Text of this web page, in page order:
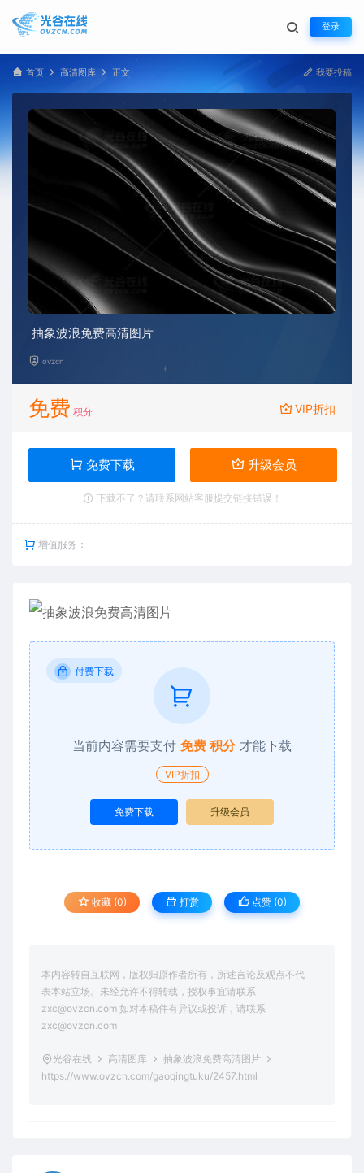
登录
首页 高清图库 正文 我要投稿
抽象波浪免费高清图片
ovzcn
免费 积分 VIP折扣
免费下载 升级会员
下载不了？请联系网站客服提交链接错误！
增值服务：
付费下载
当前内容需要支付 免费 积分 才能下载
VIP折扣
免费下载 升级会员
收藏 (0) 打赏 点赞 (0)
本内容转自互联网，版权归原作者所有，所述言论及观点不代
表本站立场。未经允许不得转载，授权事宜请联系
zxc@ovzcn.com 如对本稿件有异议或投诉，请联系
zxc@ovzcn.com
光谷在线 高清图库
抽象波浪免费高清图片
https://www.ovzcn.com/gaoqingtuku/2457.html